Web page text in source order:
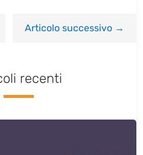
Articolo successivo→
recenti